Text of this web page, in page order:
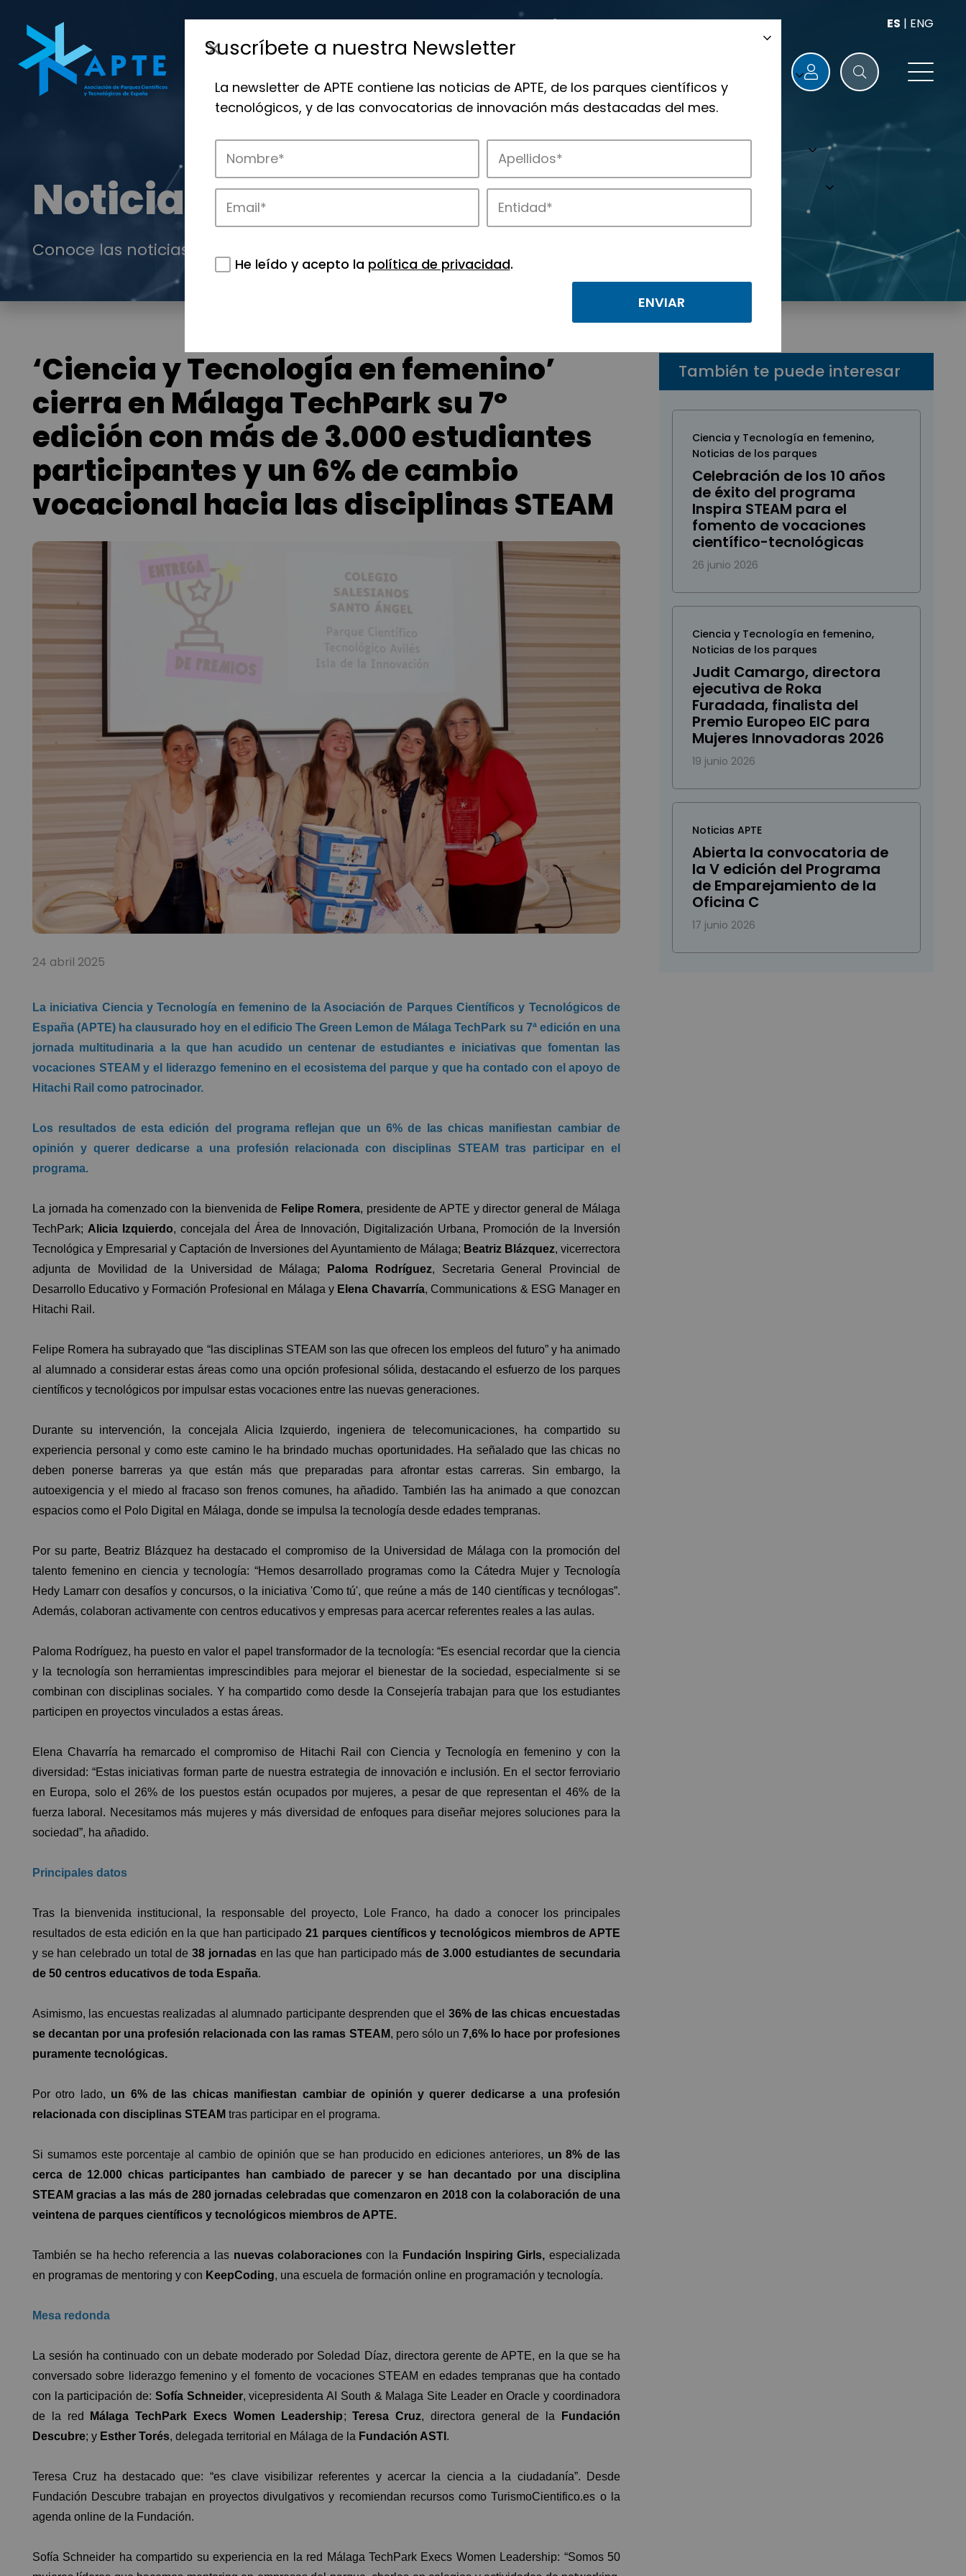
ES | ENG
Noticias
Conoce las noticias más destacadas de APTE y sus parques científicos y tecnológicos.
‘Ciencia y Tecnología en femenino’
cierra en Málaga TechPark su 7º
edición con más de 3.000 estudiantes
participantes y un 6% de cambio
vocacional hacia las disciplinas STEAM
24 abril 2025
La iniciativa Ciencia y Tecnología en femenino de la Asociación de Parques Científicos y Tecnológicos de
España (APTE) ha clausurado hoy en el edificio The Green Lemon de Málaga TechPark su 7ª edición en una
jornada multitudinaria a la que han acudido un centenar de estudiantes e iniciativas que fomentan las
vocaciones STEAM y el liderazgo femenino en el ecosistema del parque y que ha contado con el apoyo de
Hitachi Rail como patrocinador.
Los resultados de esta edición del programa reflejan que un 6% de las chicas manifiestan cambiar de
opinión y querer dedicarse a una profesión relacionada con disciplinas STEAM tras participar en el
programa.
La jornada ha comenzado con la bienvenida de Felipe Romera, presidente de APTE y director general de Málaga
TechPark; Alicia Izquierdo, concejala del Área de Innovación, Digitalización Urbana, Promoción de la Inversión
Tecnológica y Empresarial y Captación de Inversiones del Ayuntamiento de Málaga; Beatriz Blázquez, vicerrectora
adjunta de Movilidad de la Universidad de Málaga;
Paloma Rodríguez, Secretaria General Provincial de
Desarrollo Educativo y Formación Profesional en Málaga y Elena Chavarría, Communications & ESG Manager en
Hitachi Rail.
Felipe Romera ha subrayado que “las disciplinas STEAM son las que ofrecen los empleos del futuro” y ha animado
al alumnado a considerar estas áreas como una opción profesional sólida, destacando el esfuerzo de los parques
científicos y tecnológicos por impulsar estas vocaciones entre las nuevas generaciones.
Durante su intervención, la concejala Alicia Izquierdo, ingeniera de telecomunicaciones, ha compartido su
experiencia personal y como este camino le ha brindado muchas oportunidades. Ha señalado que las chicas no
deben ponerse barreras ya que están más que preparadas para afrontar estas carreras. Sin embargo, la
autoexigencia y el miedo al fracaso son frenos comunes, ha añadido. También las ha animado a que conozcan
espacios como el Polo Digital en Málaga, donde se impulsa la tecnología desde edades tempranas.
Por su parte, Beatriz Blázquez ha destacado el compromiso de la Universidad de Málaga con la promoción del
talento femenino en ciencia y tecnología: “Hemos desarrollado programas como la Cátedra Mujer y Tecnología
Hedy Lamarr con desafíos y concursos, o la iniciativa 'Como tú', que reúne a más de 140 científicas y tecnólogas”.
Además, colaboran activamente con centros educativos y empresas para acercar referentes reales a las aulas.
Paloma Rodríguez, ha puesto en valor el papel transformador de la tecnología: “Es esencial recordar que la ciencia
y la tecnología son herramientas imprescindibles para mejorar el bienestar de la sociedad, especialmente si se
combinan con disciplinas sociales. Y ha compartido como desde la Consejería trabajan para que los estudiantes
participen en proyectos vinculados a estas áreas.
Elena Chavarría ha remarcado el compromiso de Hitachi Rail con Ciencia y Tecnología en femenino y con la
diversidad: “Estas iniciativas forman parte de nuestra estrategia de innovación e inclusión. En el sector ferroviario
en Europa, solo el 26% de los puestos están ocupados por mujeres, a pesar de que representan el 46% de la
fuerza laboral. Necesitamos más mujeres y más diversidad de enfoques para diseñar mejores soluciones para la
sociedad”, ha añadido.
Principales datos
Tras la bienvenida institucional, la responsable del proyecto, Lole Franco, ha dado a conocer los principales
resultados de esta edición en la que han participado21 parques científicos y tecnológicos miembros de APTE
y se han celebrado un total de38 jornadasen las que han participado másde 3.000 estudiantes de secundaria
de 50 centros educativos de toda España.
Asimismo, las encuestas realizadas al alumnado participante desprenden que el 36% de las chicas encuestadas
se decantan por una profesión relacionada con las ramas STEAM, pero sólo un 7,6% lo hace por profesiones
puramente tecnológicas.
Por otro lado, un 6% de las chicas manifiestan cambiar de opinión y querer dedicarse a una profesión
relacionada con disciplinas STEAM tras participar en el programa.
Si sumamos este porcentaje al cambio de opinión que se han producido en ediciones anteriores, un 8% de las
cerca de 12.000 chicas participantes han cambiado de parecer y se han decantado por una disciplina
STEAM gracias a las más de 280 jornadas celebradas que comenzaron en 2018 con la colaboración de una
veintena de parques científicos y tecnológicos miembros de APTE.
También se ha hecho referencia a las nuevas colaboraciones con la Fundación Inspiring Girls, especializada
en programas de mentoring y con KeepCoding, una escuela de formación online en programación y tecnología.
Mesa redonda
La sesión ha continuado con un debate moderado por Soledad Díaz, directora gerente de APTE, en la que se ha
conversado sobre liderazgo femenino y el fomento de vocaciones STEAM en edades tempranas que ha contado
con la participación de: Sofía Schneider, vicepresidenta AI South & Malaga Site Leader en Oracle y coordinadora
de la red
Málaga TechPark Execs Women Leadership;Teresa Cruz, directora general de la
Fundación
Descubre; y Esther Torés, delegada territorial en Málaga de la Fundación ASTI .
Teresa Cruz ha destacado que: “es clave visibilizar referentes y acercar la ciencia a la ciudadanía”. Desde
Fundación Descubre trabajan en proyectos divulgativos y recomiendan recursos como TurismoCientifico.es o la
agenda online de la Fundación.
Sofía Schneider ha compartido su experiencia en la red Málaga TechPark Execs Women Leadership: “Somos 50
También te puede interesar
Ciencia y Tecnología en femenino,
Noticias de los parques
Celebración de los 10 años
de éxito del programa
Inspira STEAM para el
fomento de vocaciones
científico-tecnológicas
26 junio 2026
Ciencia y Tecnología en femenino,
Noticias de los parques
Judit Camargo, directora
ejecutiva de Roka
Furadada, finalista del
Premio Europeo EIC para
Mujeres Innovadoras 2026
19 junio 2026
Noticias APTE
Abierta la convocatoria de
la V edición del Programa
de Emparejamiento de la
Oficina C
17 junio 2026
Suscríbete a nuestra Newsletter
La newsletter de APTE contiene las noticias de APTE, de los parques científicos y
tecnológicos, y de las convocatorias de innovación más destacadas del mes.
He leído y acepto la política de privacidad.